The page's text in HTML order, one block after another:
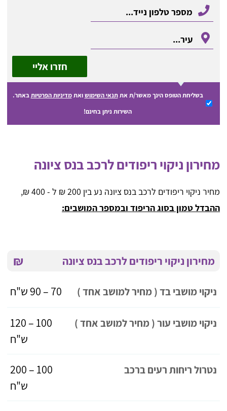
חזרו אליי
בשליחת הטופס הינך מאשר/ת אתתנאי השימושואתמדיניות הפרטיותבאתר.
השירות ניתן בחינם!
מחירון ניקוי ריפודים לרכב בנס ציונה
מחיר ניקוי ריפודים לרכב בנס ציונה נע בין 200 ₪ ל - 400 ₪,
ההבדל טמון בסוג הריפוד ובמספר המושבים:
₪ מחירון ניקוי ריפודים לרכב בנס ציונה
ניקוי מושבי בד ( מחיר למושב אחד ) 70 – 90 ש"ח
ניקוי מושבי עור ( מחיר למושב אחד )
100 – 120
ש"ח
נטרול ריחות רעים ברכב
100 – 200
ש"ח